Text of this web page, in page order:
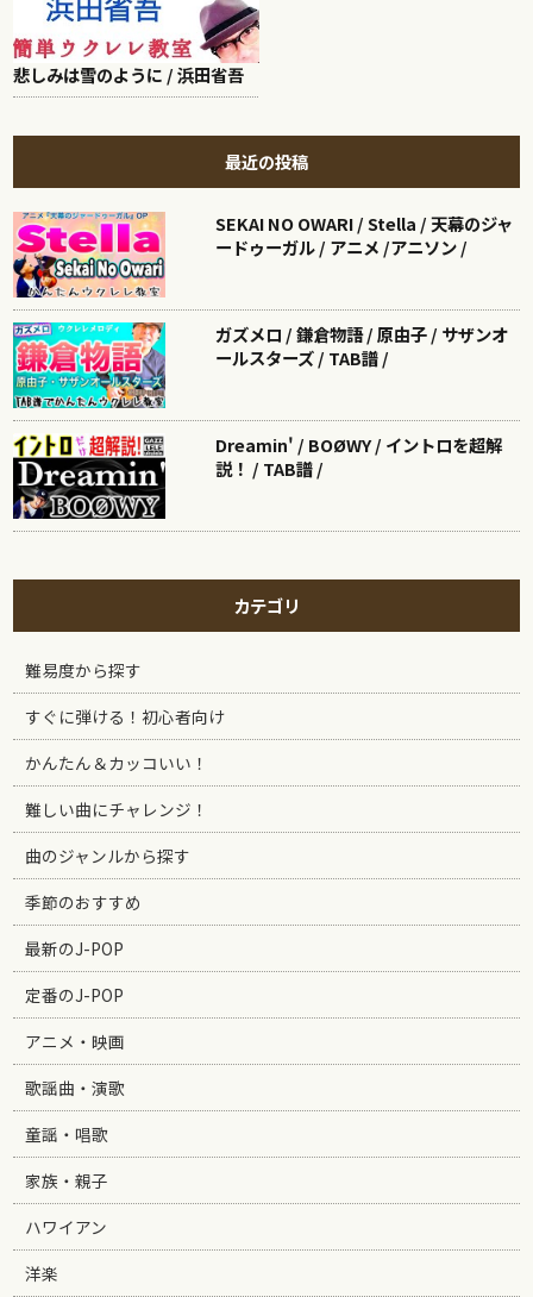
悲しみは雪のように / 浜田省吾
最近の投稿
SEKAI NO OWARI / Stella / 天幕のジャ
ードゥーガル / アニメ /アニソン /
ガズメロ / 鎌倉物語 / 原由子 / サザンオ
ールスターズ / TAB譜 /
Dreamin' / BOØWY / イントロを超解
説！ / TAB譜 /
カテゴリ
難易度から探す
すぐに弾ける！初心者向け
かんたん＆カッコいい！
難しい曲にチャレンジ！
曲のジャンルから探す
季節のおすすめ
最新のJ-POP
定番のJ-POP
アニメ・映画
歌謡曲・演歌
童謡・唱歌
家族・親子
ハワイアン
洋楽